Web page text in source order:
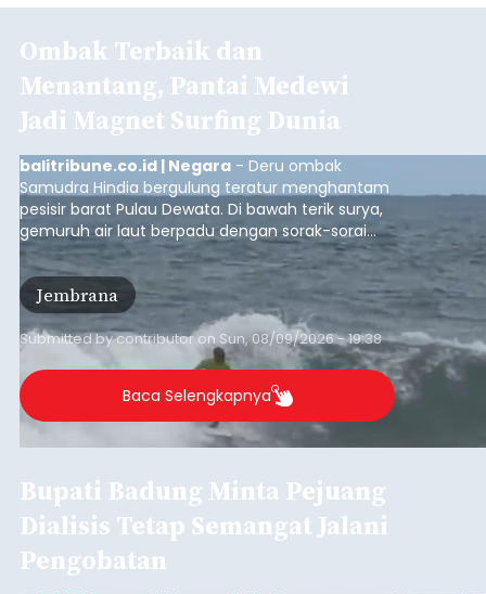
Ombak Terbaik dan
Menantang, Pantai Medewi
Jadi Magnet Surfing Dunia
balitribune.co.id | Negara - Deru ombak
Samudra Hindia bergulung teratur menghantam
pesisir barat Pulau Dewata. Di bawah terik surya,
gemuruh air laut berpadu dengan sorak-sorai
penonton yang memadati Pantai Medewi,
Kecamatan Pekutatan pada Minggu (9/8/2026).
Ratusan peselancar dari berbagai penjuru
nusantara berkompetisi menaklukan ombak
terbaik dan menantang.
Jembrana
Submitted bycontributoron Sun, 08/09/2026 - 19:38
Baca Selengkapnya
Bupati Badung Minta Pejuang
Dialisis Tetap Semangat Jalani
Pengobatan